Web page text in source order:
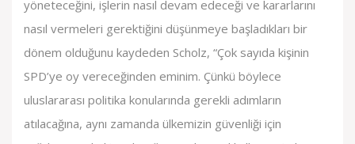
yöneteceğini, işlerin nasıl devam edeceği ve kararlarını
nasıl vermeleri gerektiğini düşünmeye başladıkları bir
dönem olduğunu kaydeden Scholz, “Çok sayıda kişinin
SPD’ye oy vereceğinden eminim. Çünkü böylece
uluslararası politika konularında gerekli adımların
atılacağına, aynı zamanda ülkemizin güvenliği için